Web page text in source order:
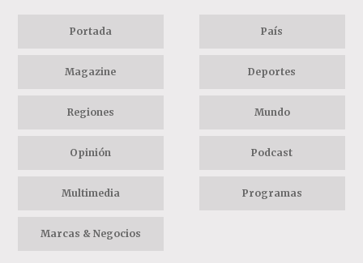
Portada País
Magazine Deportes
Regiones Mundo
Opinión Podcast
Multimedia Programas
Marcas & Negocios